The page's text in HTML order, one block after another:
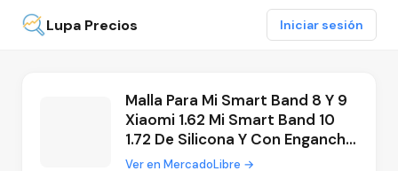
Lupa Precios Iniciar sesión
Malla Para Mi Smart Band 8 Y 9
Xiaomi 1.62 Mi Smart Band 10
1.72 De Silicona Y Con Enganche
Acero Metal Generica Marca
Ver en MercadoLibre →